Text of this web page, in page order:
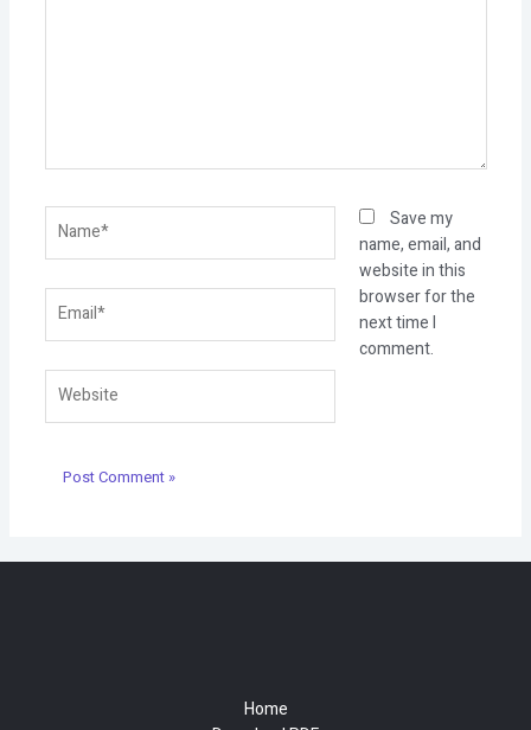
Save my
name, email, and
website in this
browser for the
next time I
comment.
Home